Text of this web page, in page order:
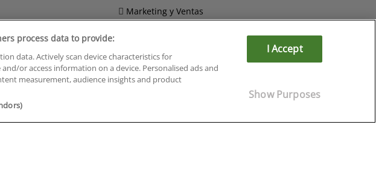
Marketing y Ventas
Salud y Sociosanitario
process data to provide:
data. Actively scan device characteristics for
or access information on a device. Personalised ads and
measurement, audience insights and product
I Accept
Show Purposes